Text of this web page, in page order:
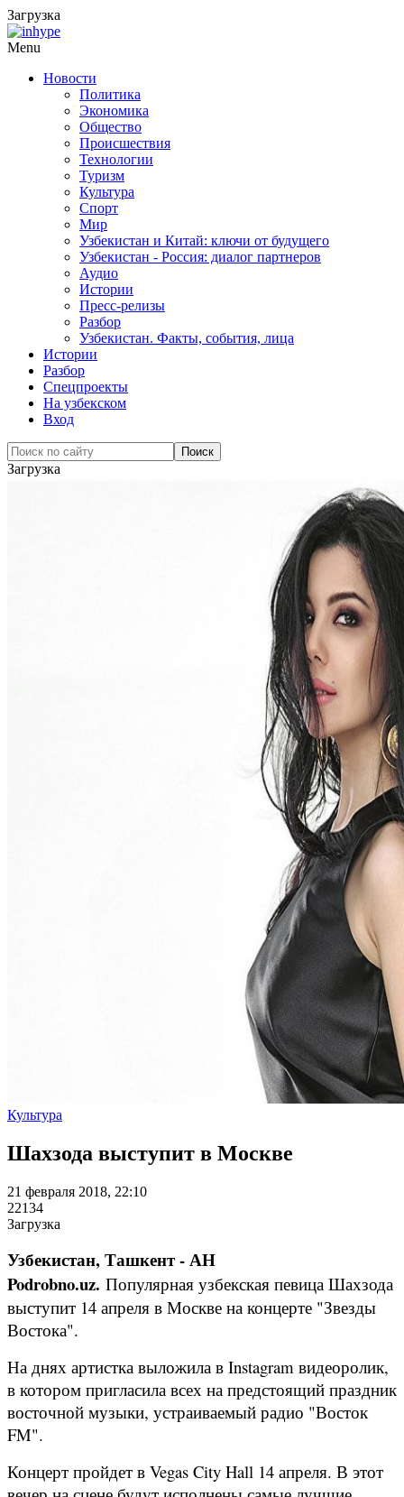
Загрузка
Menu
Новости
Политика
Экономика
Общество
Происшествия
Технологии
Туризм
Культура
Спорт
Мир
Узбекистан и Китай: ключи от будущего
Узбекистан - Россия: диалог партнеров
Аудио
Истории
Пресс-релизы
Разбор
Узбекистан. Факты, события, лица
Истории
Разбор
Спецпроекты
На узбекском
Вход
Загрузка
Культура
Шахзода выступит в Москве
21 февраля 2018, 22:10
22134
Загрузка
Узбекистан, Ташкент - АН
Podrobno.uz. Популярная узбекская певица Шахзода
выступит 14 апреля в Москве на концерте "Звезды
Востока".
На днях артистка выложила в Instagram видеоролик,
в котором пригласила всех на предстоящий праздник
восточной музыки, устраиваемый радио "Восток
FM".
Концерт пройдет в Vegas City Hall 14 апреля. В этот